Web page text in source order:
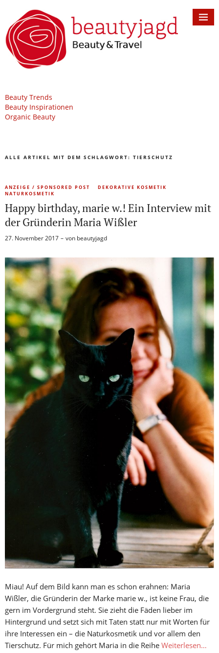
Beauty Trends
Beauty Inspirationen
Organic Beauty
ALLE ARTIKEL MIT DEM SCHLAGWORT: TIERSCHUTZ
ANZEIGE / SPONSORED POST
DEKORATIVE KOSMETIK
NATURKOSMETIK
Happy birthday, marie w.! Ein Interview mit
der Gründerin Maria Wißler
27. November 2017 von beautyjagd
Miau! Auf dem Bild kann man es schon erahnen: Maria
Wißler, die Gründerin der Marke marie w., ist keine Frau, die
gern im Vordergrund steht. Sie zieht die Fäden lieber im
Hintergrund und setzt sich mit Taten statt nur mit Worten für
ihre Interessen ein – die Naturkosmetik und vor allem den
Tierschutz. Für mich gehört Maria in die Reihe Weiterlesen…